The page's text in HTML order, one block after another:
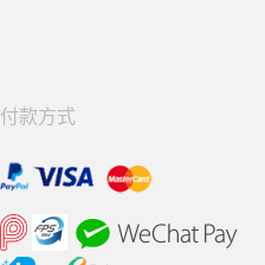
付款方式